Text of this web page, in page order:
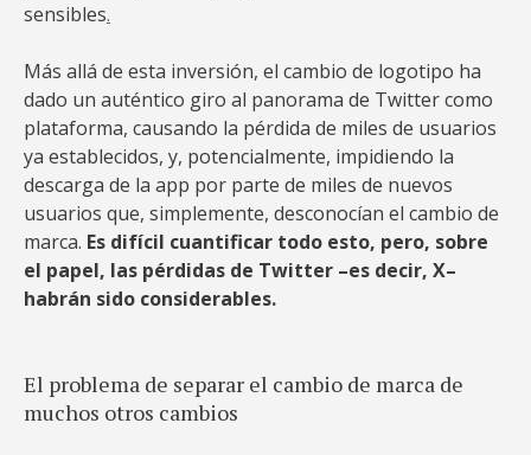
sensibles.
Más allá de esta inversión, el cambio de logotipo ha
dado un auténtico giro al panorama de Twitter como
plataforma, causando la pérdida de miles de usuarios
ya establecidos, y, potencialmente, impidiendo la
descarga de la app por parte de miles de nuevos
usuarios que, simplemente, desconocían el cambio de
marca. Es difícil cuantificar todo esto, pero, sobre
el papel, las pérdidas de Twitter –es decir, X–
habrán sido considerables.
El problema de separar el cambio de marca de
muchos otros cambios